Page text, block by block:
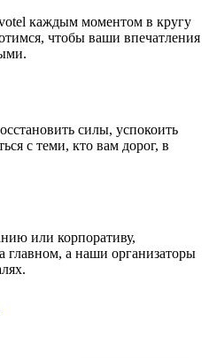
каждым моментом в кругу
чтобы ваши впечатления
силы, успокоить
с теми, кто вам дорог, в
или корпоративу,
главном, а наши организаторы